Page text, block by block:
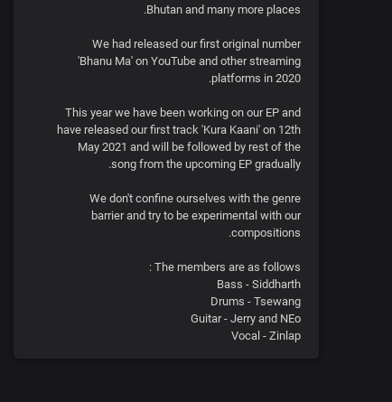
Bhutan and many more places.
We had released our first original number
'Bhanu Ma' on YouTube and other streaming
platforms in 2020.
This year we have been working on our EP and
have released our first track 'Kura Kaani' on 12th
May 2021 and will be followed by rest of the
song from the upcoming EP gradually.
We don't confine ourselves with the genre
barrier and try to be experimental with our
compositions.
The members are as follows :
Bass - Siddharth
Drums - Tsewang
Guitar - Jerry and NEo
Vocal - Zinlap